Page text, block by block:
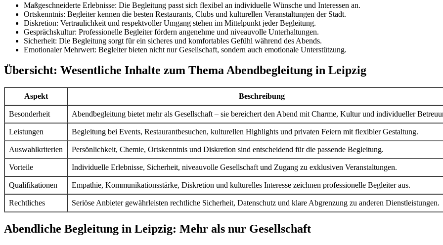
Maßgeschneiderte Erlebnisse: Die Begleitung passt sich flexibel an individuelle Wünsche und Interessen an.
Ortskenntnis: Begleiter kennen die besten Restaurants, Clubs und kulturellen Veranstaltungen der Stadt.
Diskretion: Vertraulichkeit und respektvoller Umgang stehen im Mittelpunkt jeder Begleitung.
Gesprächskultur: Professionelle Begleiter fördern angenehme und niveauvolle Unterhaltungen.
Sicherheit: Die Begleitung sorgt für ein sicheres und komfortables Gefühl während des Abends.
Emotionaler Mehrwert: Begleiter bieten nicht nur Gesellschaft, sondern auch emotionale Unterstützung.
Übersicht: Wesentliche Inhalte zum Thema Abendbegleitung in Leipzig
Aspekt Beschreibung
Besonderheit Abendbegleitung bietet mehr als Gesellschaft – sie bereichert den Abend mit Charme, Kultur und individueller
Leistungen Begleitung bei Events, Restaurantbesuchen, kulturellen Highlights und privaten Feiern mit flexibler Gestaltung.
Auswahlkriterien Persönlichkeit, Chemie, Ortskenntnis und Diskretion sind entscheidend für die passende Begleitung.
Vorteile Individuelle Erlebnisse, Sicherheit, niveauvolle Gesellschaft und Zugang zu exklusiven Veranstaltungen.
Qualifikationen Empathie, Kommunikationsstärke, Diskretion und kulturelles Interesse zeichnen professionelle Begleiter aus.
Rechtliches Seriöse Anbieter gewährleisten rechtliche Sicherheit, Datenschutz und klare Abgrenzung zu anderen Dienstleistungen.
Abendliche Begleitung in Leipzig: Mehr als nur Gesellschaft